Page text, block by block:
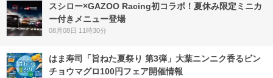
スシロー×GAZOO Racing初コラボ！夏休み限定ミニカ
ー付きメニュー登場
08月08日 11時30分
はま寿司「旨ねた夏祭り 第3弾」大葉ニンニク香るビン
チョウマグロ100円フェア開催情報